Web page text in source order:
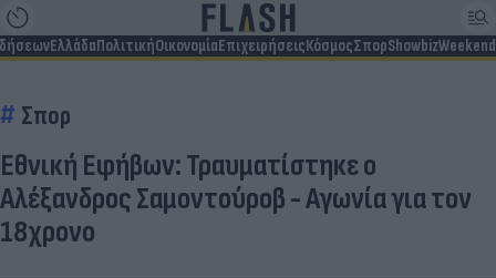
ΕλλάδαΠολιτικήΟικονομίαΕπιχειρήσειςΚόσμοςΣπορShowbizWeekend
Σπορ
Εθνική Εφήβων: Τραυματίστηκε ο
Αλέξανδρος Σαμοντούροβ - Αγωνία για τον
18χρονο